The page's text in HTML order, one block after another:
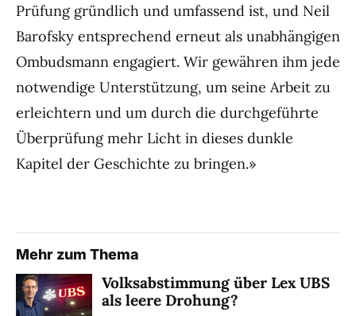
Prüfung gründlich und umfassend ist, und Neil
Barofsky entsprechend erneut als unabhängigen
Ombudsmann engagiert. Wir gewähren ihm jede
notwendige Unterstützung, um seine Arbeit zu
erleichtern und um durch die durchgeführte
Überprüfung mehr Licht in dieses dunkle
Kapitel der Geschichte zu bringen.»
Mehr zum Thema
Volksabstimmung über Lex UBS
als leere Drohung?